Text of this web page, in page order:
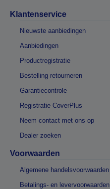
Klantenservice
Nieuwste aanbiedingen
Aanbiedingen
Productregistratie
Bestelling retourneren
Garantiecontrole
Registratie CoverPlus
Neem contact met ons op
Dealer zoeken
Voorwaarden
Algemene handelsvoorwaarden
Betalings- en levervoorwaarden